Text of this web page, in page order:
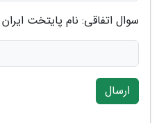
سوال اتفاقی: نام پایتخت
ارسال